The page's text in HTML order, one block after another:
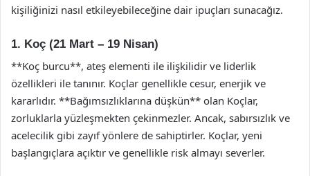
kişiliğinizi nasıl etkileyebileceğine dair ipuçları sunacağız.
1. Koç (21 Mart – 19 Nisan)
**Koç burcu**, ateş elementi ile ilişkilidir ve liderlik
özellikleri ile tanınır. Koçlar genellikle cesur, enerjik ve
kararlıdır. **Bağımsızlıklarına düşkün** olan Koçlar,
zorluklarla yüzleşmekten çekinmezler. Ancak, sabırsızlık ve
acelecilik gibi zayıf yönlere de sahiptirler. Koçlar, yeni
başlangıçlara açıktır ve genellikle risk almayı severler.